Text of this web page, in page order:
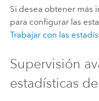
Si desea obtener más
para configurar las
Trabajar con las
Supervisión
estadísticas